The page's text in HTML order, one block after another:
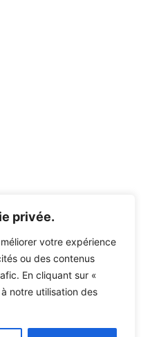
privée.
votre expérience
ou des contenus
En cliquant sur «
notre utilisation des
droits réservés